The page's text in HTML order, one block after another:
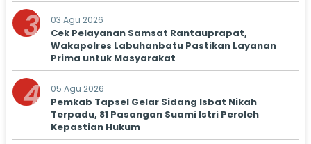
3 03 Agu 2026
Cek Pelayanan Samsat Rantauprapat,
Wakapolres Labuhanbatu Pastikan Layanan
Prima untuk Masyarakat
4 05 Agu 2026
Pemkab Tapsel Gelar Sidang Isbat Nikah
Terpadu, 81 Pasangan Suami Istri Peroleh
Kepastian Hukum